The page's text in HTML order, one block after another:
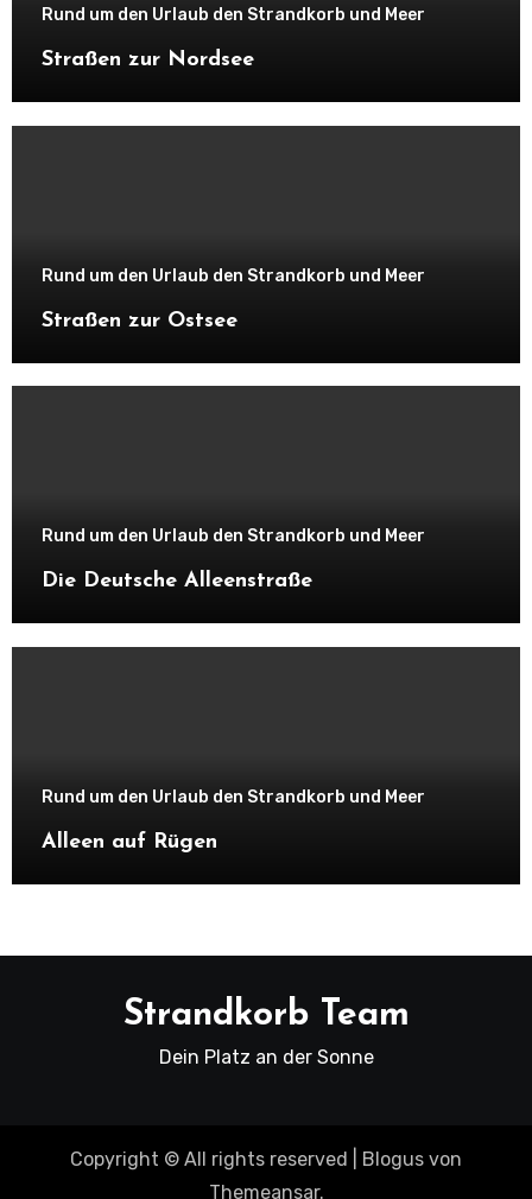
Rund um den Urlaub den Strandkorb und Meer
Straßen zur Nordsee
Rund um den Urlaub den Strandkorb und Meer
Straßen zur Ostsee
Rund um den Urlaub den Strandkorb und Meer
Die Deutsche Alleenstraße
Rund um den Urlaub den Strandkorb und Meer
Alleen auf Rügen
Strandkorb Team
Dein Platz an der Sonne
Copyright © All rights reserved Blogus von
Themeansar.